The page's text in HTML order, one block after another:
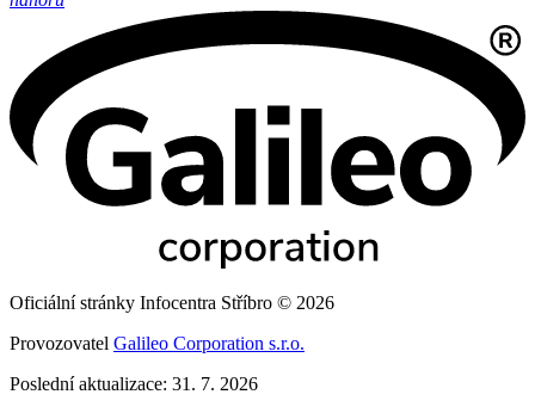
Oficiální stránky Infocentra Stříbro © 2026
Provozovatel Galileo Corporation s.r.o.
Poslední aktualizace: 31. 7. 2026